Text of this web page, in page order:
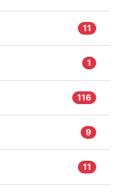
11
1
116
9
11